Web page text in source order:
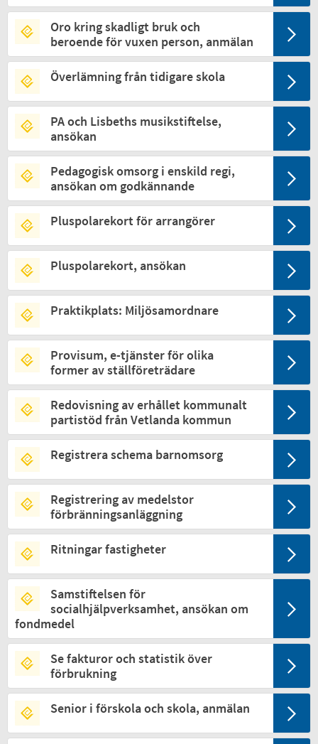
Oro kring skadligt bruk och
beroende för vuxen person, anmälan
Överlämning från tidigare skola
PA och Lisbeths musikstiftelse,
ansökan
Pedagogisk omsorg i enskild regi,
ansökan om godkännande
Pluspolarekort för arrangörer
Pluspolarekort, ansökan
Praktikplats: Miljösamordnare
Provisum, e-tjänster för olika
former av ställföreträdare
Redovisning av erhållet kommunalt
partistöd från Vetlanda kommun
Registrera schema barnomsorg
Registrering av medelstor
förbränningsanläggning
Ritningar fastigheter
Samstiftelsen för
socialhjälpverksamhet, ansökan om
fondmedel
Se fakturor och statistik över
förbrukning
Senior i förskola och skola, anmälan